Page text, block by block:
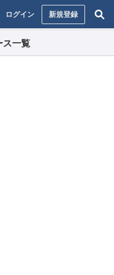
ログイン 新規登録
ス一覧